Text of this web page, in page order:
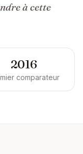
à cette
2016
comparateur